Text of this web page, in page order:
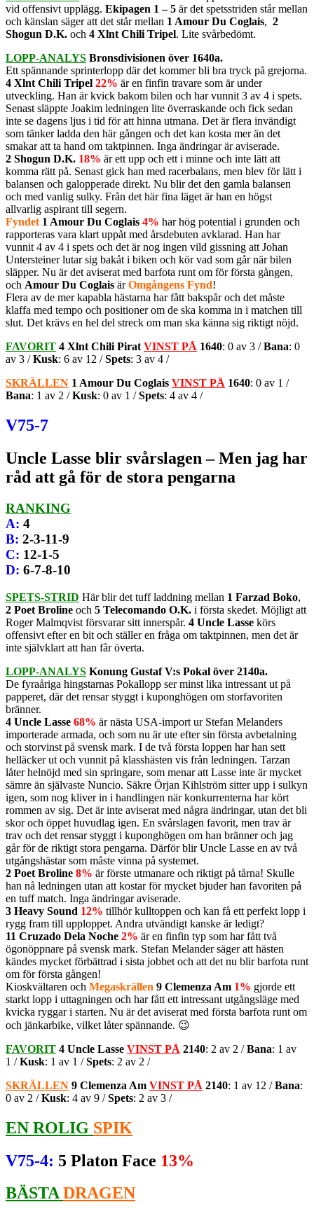
vid offensivt upplägg. Ekipagen 1 – 5 är det spetsstriden står mellan
och känslan säger att det står mellan 1 Amour Du Coglais, 2
Shogun D.K. och 4 Xlnt Chili Tripel. Lite svårbedömt.
LOPP-ANALYS Bronsdivisionen över 1640a.
Ett spännande sprinterlopp där det kommer bli bra tryck på grejorna.
4 Xlnt Chili Tripel 22% är en finfin travare som är under
utveckling. Han är kvick bakom bilen och har vunnit 3 av 4 i spets.
Senast släppte Joakim ledningen lite överraskande och fick sedan
inte se dagens ljus i tid för att hinna utmana. Det är flera invändigt
som tänker ladda den här gången och det kan kosta mer än det
smakar att ta hand om taktpinnen. Inga ändringar är aviserade.
2 Shogun D.K. 18% är ett upp och ett i minne och inte lätt att
komma rätt på. Senast gick han med racerbalans, men blev för lätt i
balansen och galopperade direkt. Nu blir det den gamla balansen
och med vanlig sulky. Från det här fina läget är han en högst
allvarlig aspirant till segern.
Fyndet 1 Amour Du Coglais 4% har hög potential i grunden och
rapporteras vara klart uppåt med årsdebuten avklarad. Han har
vunnit 4 av 4 i spets och det är nog ingen vild gissning att Johan
Untersteiner lutar sig bakåt i biken och kör vad som går när bilen
släpper. Nu är det aviserat med barfota runt om för första gången,
och Amour Du Coglais ärOmgångens Fynd!
Flera av de mer kapabla hästarna har fått bakspår och det måste
klaffa med tempo och positioner om de ska komma in i matchen till
slut. Det krävs en hel del streck om man ska känna sig riktigt nöjd.
FAVORIT 4 Xlnt Chili Pirat VINST PÅ 1640: 0 av 3 /Bana: 0
av 3 /Kusk: 6 av 12 /Spets: 3 av 4 /
SKRÄLLEN 1 Amour Du Coglais VINST PÅ 1640: 0 av 1 /
Bana: 1 av 2 /Kusk: 0 av 1 /Spets: 4 av 4 /
V75-7
Uncle Lasse blir svårslagen – Men jag har
råd att gå för de stora pengarna
RANKING
A: 4
B: 2-3-11-9
C: 12-1-5
D: 6-7-8-10
SPETS-STRID Här blir det tuff laddning mellan 1 Farzad Boko,
2 Poet Broline och 5 Telecomando O.K. i första skedet. Möjligt att
Roger Malmqvist försvarar sitt innerspår. 4 Uncle Lasse körs
offensivt efter en bit och ställer en fråga om taktpinnen, men det är
inte självklart att han får överta.
LOPP-ANALYS Konung Gustaf V:s Pokal över 2140a.
De fyraåriga hingstarnas Pokallopp ser minst lika intressant ut på
papperet, där det rensar styggt i kuponghögen om storfavoriten
bränner.
4 Uncle Lasse 68% är nästa USA-import ur Stefan Melanders
importerade armada, och som nu är ute efter sin första avbetalning
och storvinst på svensk mark. I de två första loppen har han sett
helläcker ut och vunnit på klasshästen vis från ledningen. Tarzan
låter helnöjd med sin springare, som menar att Lasse inte är mycket
sämre än självaste Nuncio. Säkre Örjan Kihlström sitter upp i sulkyn
igen, som nog kliver in i handlingen när konkurrenterna har kört
rommen av sig. Det är inte aviserat med några ändringar, utan det bli
skor och öppet huvudlag igen. En svårslagen favorit, men trav är
trav och det rensar styggt i kuponghögen om han bränner och jag
går för de riktigt stora pengarna. Därför blir Uncle Lasse en av två
utgångshästar som måste vinna på systemet.
2 Poet Broline 8% är förste utmanare och riktigt på tårna! Skulle
han nå ledningen utan att kostar för mycket bjuder han favoriten på
en tuff match. Inga ändringar aviserade.
3 Heavy Sound 12% tillhör kulltoppen och kan få ett perfekt lopp i
rygg fram till upploppet. Andra utvändigt kanske är ledigt?
11 Cruzado Dela Noche 2% är en finfin typ som har fått två
ögonöppnare på svensk mark. Stefan Melander säger att hästen
kändes mycket förbättrad i sista jobbet och att det nu blir barfota runt
om för första gången!
Kioskvältaren och Megaskrällen 9 Clemenza Am 1% gjorde ett
starkt lopp i uttagningen och har fått ett intressant utgångsläge med
kvicka ryggar i starten. Nu är det aviserat med första barfota runt om
och jänkarbike, vilket låter spännande. 😉
FAVORIT 4 Uncle Lasse VINST PÅ 2140: 2 av 2 /Bana: 1 av
1 /Kusk: 1 av 1 /Spets: 2 av 2 /
SKRÄLLEN 9 Clemenza Am VINST PÅ 2140: 1 av 12 /Bana:
0 av 2 /Kusk: 4 av 9 /Spets: 2 av 3 /
EN ROLIG SPIK
V75-4: 5 Platon Face 13%
BÄSTADRAGEN